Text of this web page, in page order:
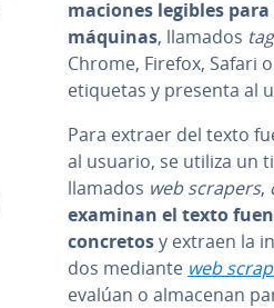
ma­cio­nes legibles
máquinas, llamados
Chrome, Firefox, Safari
etiquetas y presenta al
Para extraer del texto
al usuario, se utiliza un
llamados web scrapers,
examinan el texto
concretosy extraen la
dos mediante web
evalúan o almacenan